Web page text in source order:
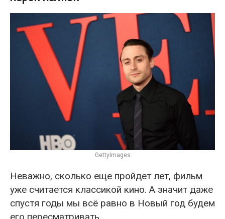
GettyImages
Неважно, сколько еще пройдет лет, фильм
уже считается классикой кино. А значит даже
спустя годы мы всё равно в Новый год будем
его пересматривать.